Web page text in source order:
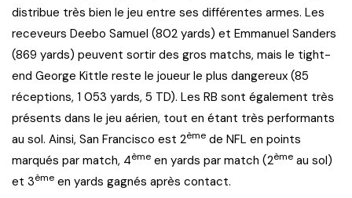
distribue très bien le jeu entre ses différentes armes. Les
receveurs Deebo Samuel (802 yards) et Emmanuel Sanders
(869 yards) peuvent sortir des gros matchs, mais le tight-
end George Kittle reste le joueur le plus dangereux (85
réceptions, 1 053 yards, 5 TD). Les RB sont également très
présents dans le jeu aérien, tout en étant très performants
au sol. Ainsi, San Francisco est 2ème de NFL en points
marqués par match, 4ème en yards par match (2ème au sol)
et 3ème en yards gagnés après contact.